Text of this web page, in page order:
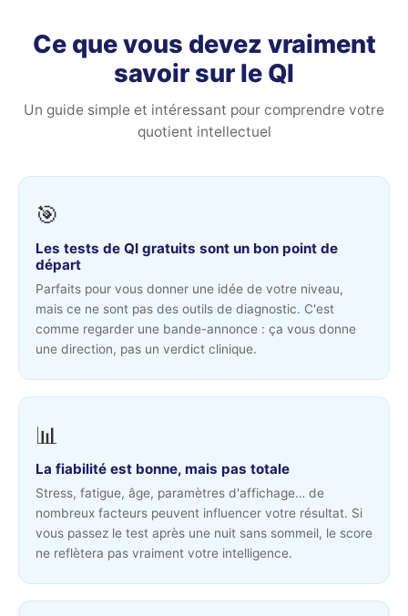
Ce que vous devez vraiment
savoir sur le QI
Un guide simple et intéressant pour comprendre votre
quotient intellectuel
🎯
Les tests de QI gratuits sont un bon point de
départ
Parfaits pour vous donner une idée de votre niveau,
mais ce ne sont pas des outils de diagnostic. C'est
comme regarder une bande-annonce : ça vous donne
une direction, pas un verdict clinique.
📊
La fiabilité est bonne, mais pas totale
Stress, fatigue, âge, paramètres d'affichage… de
nombreux facteurs peuvent influencer votre résultat. Si
vous passez le test après une nuit sans sommeil, le score
ne reflètera pas vraiment votre intelligence.